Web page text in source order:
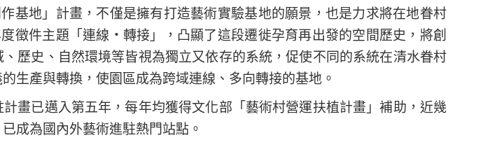
基地」計畫，不僅是擁有打造藝術實驗基地的願景，也是力求將在地眷村
徵件主題「連線・轉接」，凸顯了這段遷徙孕育再出發的空間歷史，將創
歷史、自然環境等皆視為獨立又依存的系統，促使不同的系統在清水眷村
生產與轉換，使園區成為跨域連線、多向轉接的基地。
畫已邁入第五年，每年均獲得文化部「藝術村營運扶植計畫」補助，近幾
成為國內外藝術進駐熱門站點。